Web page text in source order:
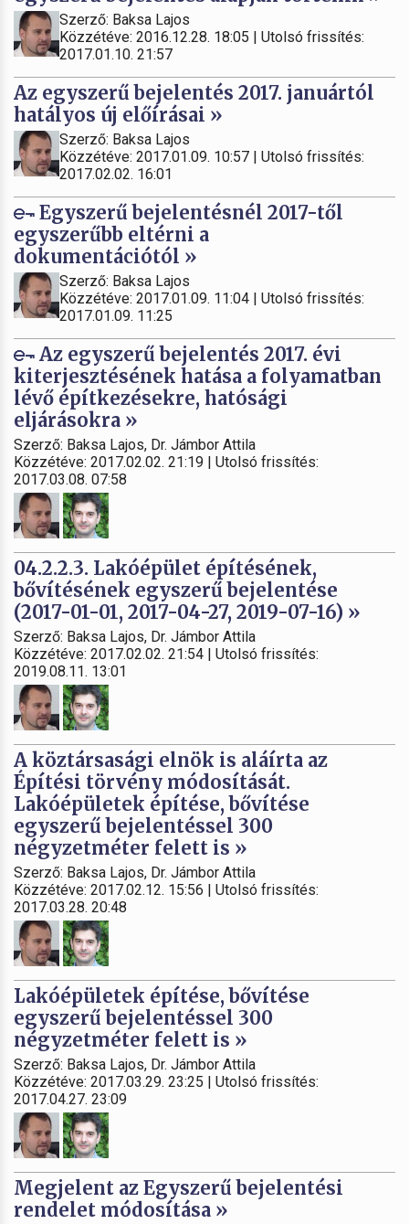
Szerző: Baksa Lajos
Közzétéve: 2016.12.28. 18:05 | Utolsó frissítés:
2017.01.10. 21:57
Az egyszerű bejelentés 2017. januártól
hatályos új előírásai »
Szerző: Baksa Lajos
Közzétéve: 2017.01.09. 10:57 | Utolsó frissítés:
2017.02.02. 16:01
Egyszerű bejelentésnél 2017-től
egyszerűbb eltérni a
dokumentációtól »
Szerző: Baksa Lajos
Közzétéve: 2017.01.09. 11:04 | Utolsó frissítés:
2017.01.09. 11:25
Az egyszerű bejelentés 2017. évi
kiterjesztésének hatása a folyamatban
lévő építkezésekre, hatósági
eljárásokra »
Szerző: Baksa Lajos, Dr. Jámbor Attila
Közzétéve: 2017.02.02. 21:19 | Utolsó frissítés:
2017.03.08. 07:58
04.2.2.3. Lakóépület építésének,
bővítésének egyszerű bejelentése
(2017-01-01, 2017-04-27, 2019-07-16) »
Szerző: Baksa Lajos, Dr. Jámbor Attila
Közzétéve: 2017.02.02. 21:54 | Utolsó frissítés:
2019.08.11. 13:01
A köztársasági elnök is aláírta az
Építési törvény módosítását.
Lakóépületek építése, bővítése
egyszerű bejelentéssel 300
négyzetméter felett is »
Szerző: Baksa Lajos, Dr. Jámbor Attila
Közzétéve: 2017.02.12. 15:56 | Utolsó frissítés:
2017.03.28. 20:48
Lakóépületek építése, bővítése
egyszerű bejelentéssel 300
négyzetméter felett is »
Szerző: Baksa Lajos, Dr. Jámbor Attila
Közzétéve: 2017.03.29. 23:25 | Utolsó frissítés:
2017.04.27. 23:09
Megjelent az Egyszerű bejelentési
rendelet módosítása »